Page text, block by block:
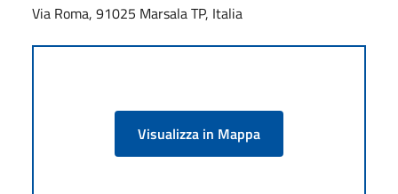
Via Roma, 91025 Marsala TP, Italia
Visualizza in Mappa